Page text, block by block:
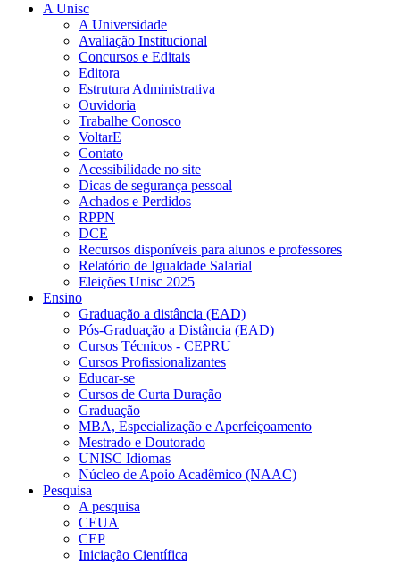
A Unisc
A Universidade
Avaliação Institucional
Concursos e Editais
Editora
Estrutura Administrativa
Ouvidoria
Trabalhe Conosco
VoltarE
Contato
Acessibilidade no site
Dicas de segurança pessoal
Achados e Perdidos
RPPN
DCE
Recursos disponíveis para alunos e professores
Relatório de Igualdade Salarial
Eleições Unisc 2025
Ensino
Graduação a distância (EAD)
Pós-Graduação a Distância (EAD)
Cursos Técnicos - CEPRU
Cursos Profissionalizantes
Educar-se
Cursos de Curta Duração
Graduação
MBA, Especialização e Aperfeiçoamento
Mestrado e Doutorado
UNISC Idiomas
Núcleo de Apoio Acadêmico (NAAC)
Pesquisa
A pesquisa
CEUA
CEP
Iniciação Científica